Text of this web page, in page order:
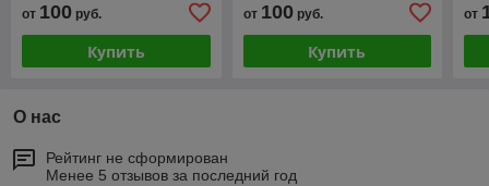
от 100 руб.
Купить
от 100руб.
Купить
от
О нас
Рейтинг не сформирован
Менее 5 отзывов за последний год